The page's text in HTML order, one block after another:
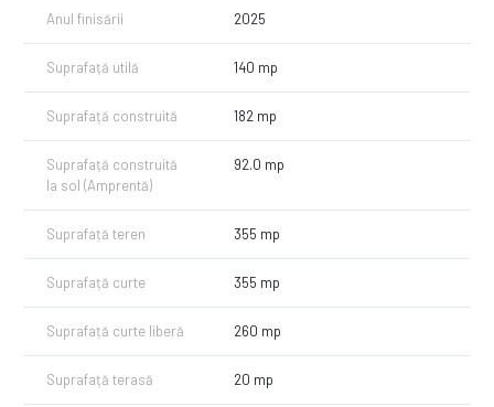
Anul finisării 2025
Suprafață utilă 140 mp
Suprafață construită 182 mp
Suprafață construită
la sol (Amprentă)
92.0 mp
Suprafață teren 355 mp
Suprafață curte 355 mp
Suprafață curte liberă 260 mp
Suprafață terasă 20 mp